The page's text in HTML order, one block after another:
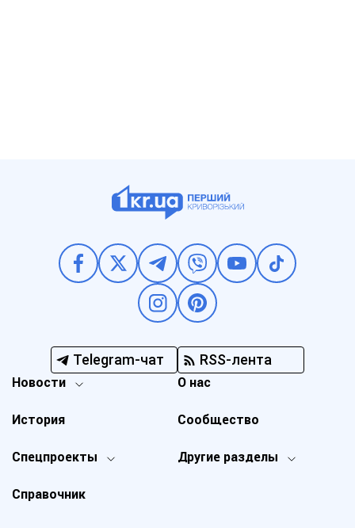
Telegram-чат RSS-лента
Новости
Спецпроекты Другие разделы
История
О нас
Справочник
Сообщество